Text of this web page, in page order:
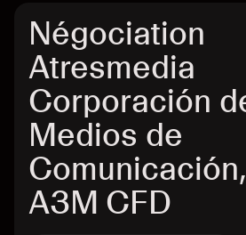
Négociation
Atresmedia
Corporación
Medios de
A3M CFD